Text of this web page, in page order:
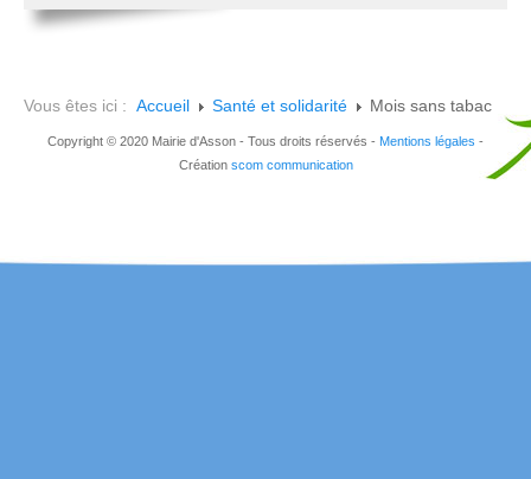
Vous êtes ici : Accueil Santé et solidarité Mois sans tabac
Copyright © 2020 Mairie d'Asson - Tous droits réservés - Mentions légales -
Création scom communication